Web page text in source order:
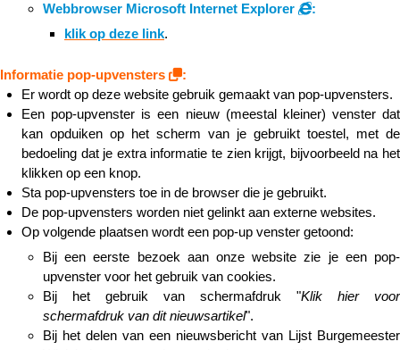
Webbrowser Microsoft Internet Explorer
:
klik op deze link.​​​​​​​
Informatie pop-upvensters
:
Er wordt op deze website gebruik gemaakt van pop-upvensters.
Een pop-upvenster is een nieuw (meestal kleiner) venster dat
kan opduiken op het scherm van je gebruikt toestel, met de
bedoeling dat je extra informatie te zien krijgt, bijvoorbeeld na het
klikken op een knop.
Sta pop-upvensters toe in de browser die je gebruikt.
De pop-upvensters worden niet gelinkt aan externe websites.
Op volgende plaatsen wordt een pop-up venster getoond:
Bij een eerste bezoek aan onze website zie je een pop-
upvenster voor het gebruik van cookies.
Bij het gebruik van schermafdruk "Klik hier voor
schermafdruk van dit nieuwsartikel".
Bij het delen van een nieuwsbericht van Lijst Burgemeester